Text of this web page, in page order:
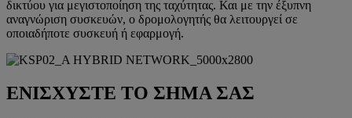
δικτύου για μεγιστοποίηση της ταχύτητας. Και με την έξυπνη
αναγνώριση συσκευών, ο δρομολογητής θα λειτουργεί σε
οποιαδήποτε συσκευή ή εφαρμογή.
ΕΝΙΣΧΥΣΤΕ ΤΟ ΣΗΜΑ ΣΑΣ